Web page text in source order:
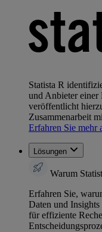
Statista R
und Anbieter einer
veröffentlicht
Zusammenarbeit
Erfahren Sie mehr
Lösungen
Warum
Erfahren Sie,
Daten und
für effiziente